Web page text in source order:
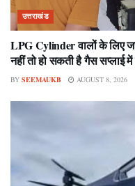
उत्तराखंड
LPG Cylinder वालों के लिए
नहीं तो हो सकती है गैस सप्लाई में
BY SEEMAUKB AUGUST 8, 2026